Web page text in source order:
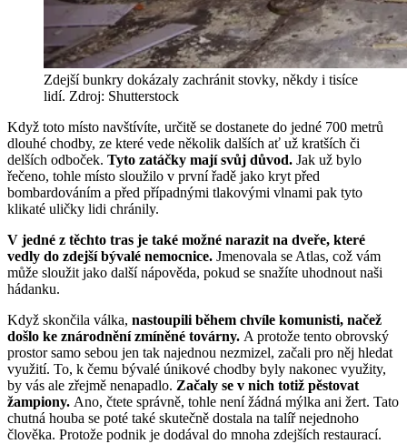
Zdejší bunkry dokázaly zachránit stovky, někdy i tisíce
lidí. Zdroj: Shutterstock
Když toto místo navštívíte, určitě se dostanete do jedné 700 metrů
dlouhé chodby, ze které vede několik dalších ať už kratších či
delších odboček. Tyto zatáčky mají svůj důvod. Jak už bylo
řečeno, tohle místo sloužilo v první řadě jako kryt před
bombardováním a před případnými tlakovými vlnami pak tyto
klikaté uličky lidi chránily.
V jedné z těchto tras je také možné narazit na dveře, které
vedly do zdejší bývalé nemocnice. Jmenovala se Atlas, což vám
může sloužit jako další nápověda, pokud se snažíte uhodnout naši
hádanku.
Když skončila válka, nastoupili během chvíle komunisti, načež
došlo ke znárodnění zmíněné továrny. A protože tento obrovský
prostor samo sebou jen tak najednou nezmizel, začali pro něj hledat
využití. To, k čemu bývalé únikové chodby byly nakonec využity,
by vás ale zřejmě nenapadlo. Začaly se v nich totiž pěstovat
žampiony. Ano, čtete správně, tohle není žádná mýlka ani žert. Tato
chutná houba se poté také skutečně dostala na talíř nejednoho
člověka. Protože podnik je dodával do mnoha zdejších restaurací.